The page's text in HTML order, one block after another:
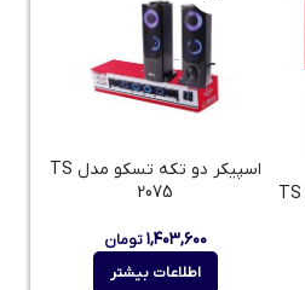
اسپیکر دو تکه تسکو مدل TS
2075
۱,۴۰۳,۶۰۰ تومان
اطلاعات بیشتر